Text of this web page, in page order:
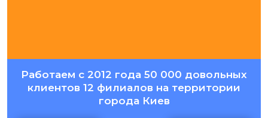
Работаем с 2012 года 50 000 довольных
клиентов 12 филиалов на территории
города Киев